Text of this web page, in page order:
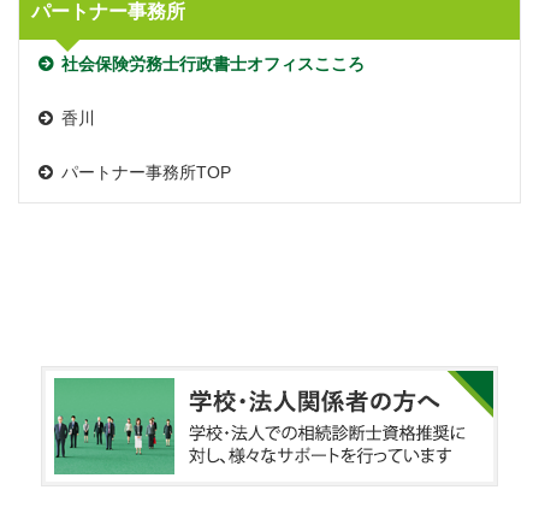
パートナー事務所
社会保険労務士行政書士オフィスこころ
香川
パートナー事務所TOP